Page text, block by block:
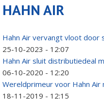
HAHN AIR
Hahn Air vervangt vloot door
25-10-2023 - 12:07
Hahn Air sluit distributiedeal
06-10-2020 - 12:20
Wereldprimeur voor Hahn Air
18-11-2019 - 12:15